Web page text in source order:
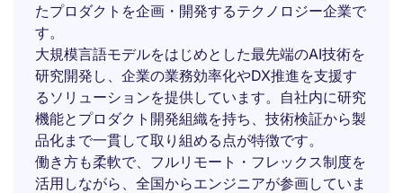
たプロダクトを企画・開発するテクノロジー企業で
す。
大規模言語モデルをはじめとした最先端のAI技術を
研究開発し、企業の業務効率化やDX推進を支援す
るソリューションを提供しています。自社内に研究
機能とプロダクト開発組織を持ち、技術検証から製
品化まで一貫して取り組める点が特徴です。
働き方も柔軟で、フルリモート・フレックス制度を
活用しながら、全国からエンジニアが参画していま